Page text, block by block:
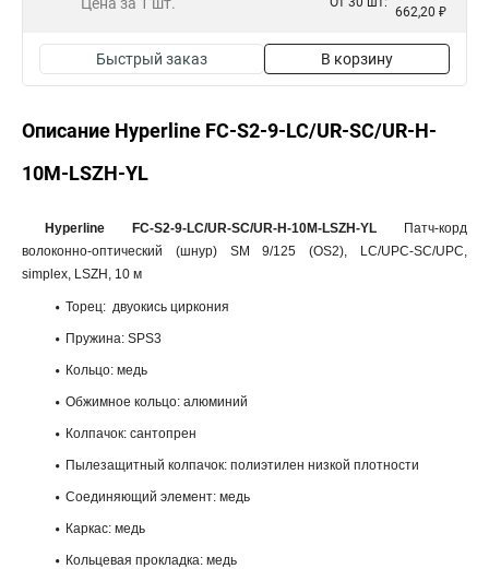
662,20 ₽
Быстрый заказ В корзину
Описание Hyperline FC-S2-9-LC/UR-SC/UR-H-
10M-LSZH-YL
Hyperline FC-S2-9-LC/UR-SC/UR-H-10M-LSZH-YL Патч-корд
волоконно-оптический (шнур) SM 9/125 (OS2), LC/UPC-SC/UPC,
simplex, LSZH, 10 м
Торец: двуокись циркония
Пружина: SPS3
Кольцо: медь
Обжимное кольцо: алюминий
Колпачок: сантопрен
Пылезащитный колпачок: полиэтилен низкой плотности
Соединяющий элемент: медь
Каркас: медь
Кольцевая прокладка: медь